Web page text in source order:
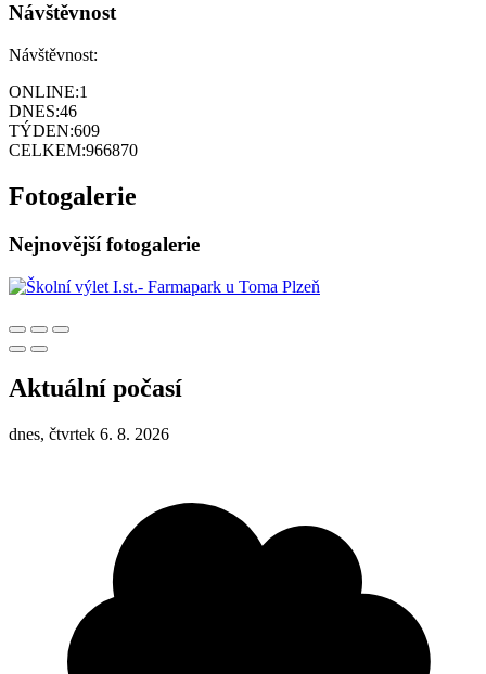
Návštěvnost
Návštěvnost:
ONLINE:1
DNES:46
TÝDEN:609
CELKEM:966870
Fotogalerie
Nejnovější fotogalerie
Aktuální počasí
dnes, čtvrtek 6. 8. 2026